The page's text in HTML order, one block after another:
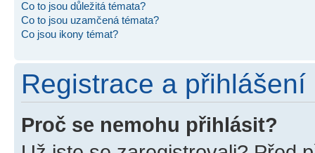
Co to jsou důležitá témata?
Co to jsou uzamčená témata?
Co jsou ikony témat?
Registrace a přihlášení
Proč se nemohu přihlásit?